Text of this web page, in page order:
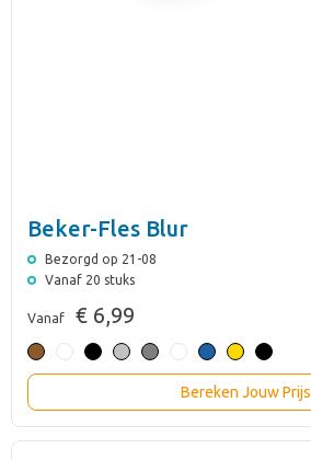
Beker-Fles Blur
Bezorgd op 21-08
Vanaf 20 stuks
Vanaf € 6,99
Bereken Jouw Prijs